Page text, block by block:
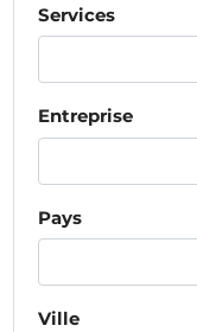
Services
Entreprise
Pays
Ville